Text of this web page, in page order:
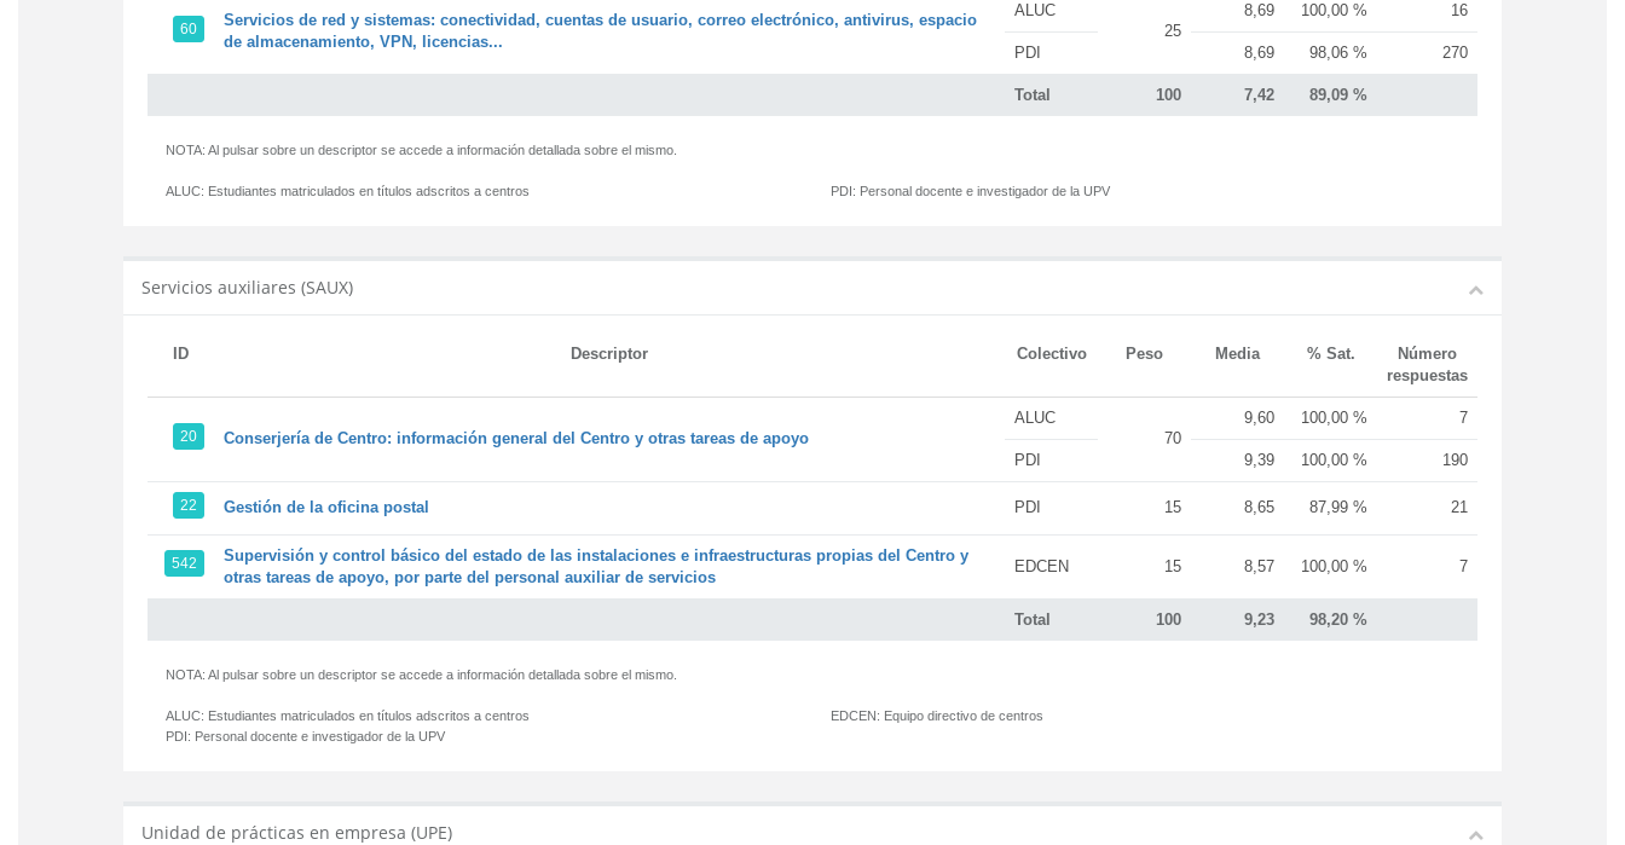
Total 100 7,42 89,09 %
60
Servicios de red y sistemas: conectividad, cuentas de usuario, correo electrónico, antivirus, espacio
de almacenamiento, VPN, licencias...
ALUC
25
8,69 100,00 % 16
PDI 8,69 98,06 % 270
NOTA: Al pulsar sobre un descriptor se accede a información detallada sobre el mismo.
ALUC: Estudiantes matriculados en títulos adscritos a centros PDI: Personal docente e investigador de la UPV
Servicios auxiliares (SAUX)
ID Descriptor Colectivo Peso Media % Sat.
Número
respuestas
Total 100 9,23 98,20 %
20 Conserjería de Centro: información general del Centro y otras tareas de apoyo
ALUC
70
9,60 100,00 % 7
PDI 9,39 100,00 % 190
22 Gestión de la oficina postal PDI 15 8,65 87,99 % 21
542
Supervisión y control básico del estado de las instalaciones e infraestructuras propias del Centro y
otras tareas de apoyo, por parte del personal auxiliar de servicios
EDCEN 15 8,57 100,00 % 7
NOTA: Al pulsar sobre un descriptor se accede a información detallada sobre el mismo.
ALUC: Estudiantes matriculados en títulos adscritos a centros
PDI: Personal docente e investigador de la UPV
EDCEN: Equipo directivo de centros
Unidad de prácticas en empresa (UPE)